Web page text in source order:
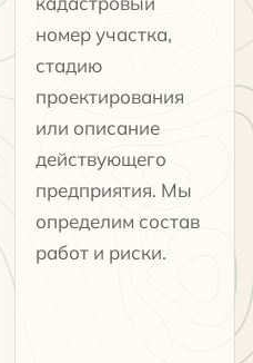
номер участка,
стадию
проектирования
или описание
действующего
предприятия. Мы
определим состав
работ и риски.